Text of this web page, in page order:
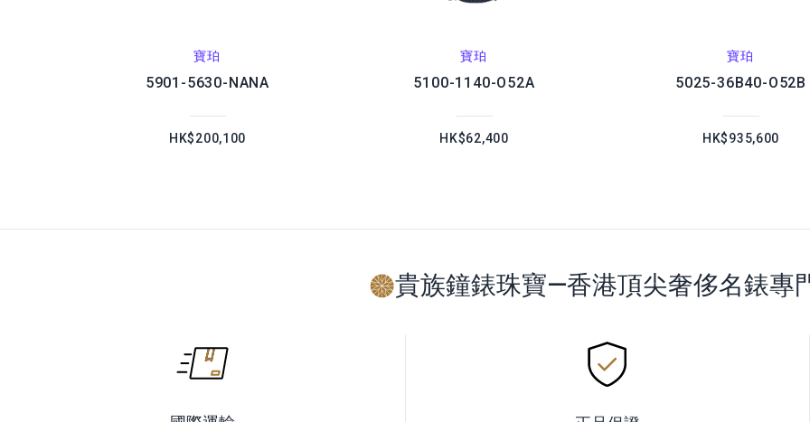
寶珀
5901-5630-NANA
HK$200,100
寶珀
5100-1140-O52A
HK$62,400
寶珀
5025-36B40-O52B
HK$935,600
貴族鐘錶珠寶—香港頂尖奢侈名錶專